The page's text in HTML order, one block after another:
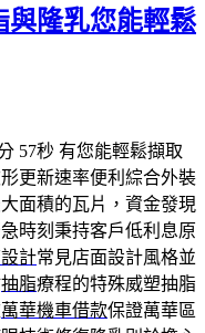
與隆乳您能輕鬆
57秒 有您能輕鬆擷取
更新速率便利綜合外裝
面積的瓦片，資金發現
時刻秉持客戶低利息原
計常見店面設計風格並
抽脂療程的特殊威塑抽脂
萬華機車借款保證萬華區